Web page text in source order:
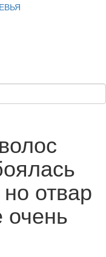
отвар
очень